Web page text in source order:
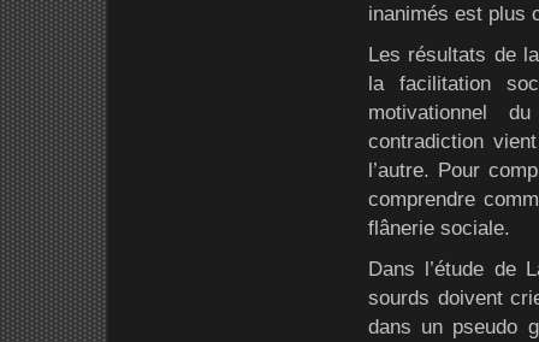
inanimés est plus
Les résultats de
la facilitation
motivationnel
contradiction
l’autre. Pour
comprendre
flânerie sociale.
Dans l’étude de
sourds doivent
dans un pseudo